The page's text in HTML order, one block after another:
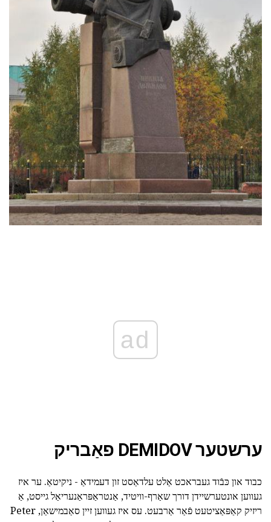
ad
ערשטער DEMIDOV פאַבריק
כבוד און כּבֿוד געבראכט אַלט עלדאַסט זון דעמידאַ - ניקיטאַ. ער איז
געווען אונטערשיידן דורך שאַרף-וויטיד, אַנטראַפּראַנעריאַל גייסט, אַ
ריזיק קאַפּאַציטעט פֿאַר אַרבעט. עס איז געווען זיין סאַבמישאַן, Peter